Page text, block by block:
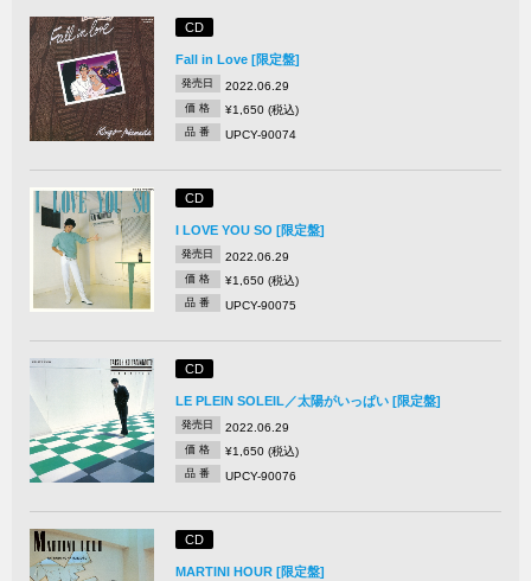
CD
Fall in Love [限定盤]
発売日 2022.06.29
価 格 ¥1,650 (税込)
品 番 UPCY-90074
CD
I LOVE YOU SO [限定盤]
発売日 2022.06.29
価 格 ¥1,650 (税込)
品 番 UPCY-90075
CD
LE PLEIN SOLEIL／太陽がいっぱい [限定盤]
発売日 2022.06.29
価 格 ¥1,650 (税込)
品 番 UPCY-90076
CD
MARTINI HOUR [限定盤]